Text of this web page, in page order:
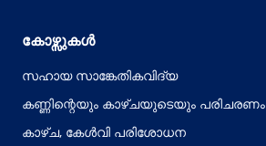
കോഴ്സുകൾ
സഹായ സാങ്കേതികവിദ്യ
കണ്ണിന്റെയും കാഴ്ചയുടെയും പരിചരണം
കാഴ്ച, കേൾവി പരിശോധന